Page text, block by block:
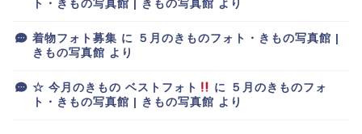
ト・きもの写真館 | きもの写真館 より
着物フォト募集 に
５月のきものフォト・きもの写真館 |
きもの写真館 より
☆ 今月のきもの ベストフォト に
５月のきものフォ
ト・きもの写真館 | きもの写真館 より